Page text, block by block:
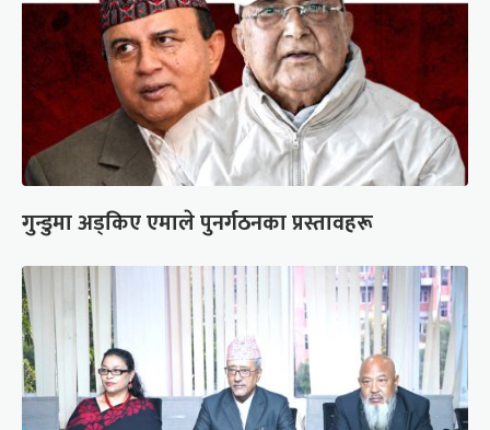
गुन्डुमा अड्किए एमाले पुनर्गठनका प्रस्तावहरू